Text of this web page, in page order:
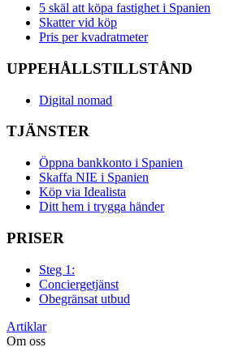
5 skäl att köpa fastighet i Spanien
Skatter vid köp
Pris per kvadratmeter
UPPEHÅLLSTILLSTÅND
Digital nomad
TJÄNSTER
Öppna bankkonto i Spanien
Skaffa NIE i Spanien
Köp via Idealista
Ditt hem i trygga händer
PRISER
Steg 1:
Conciergetjänst
Obegränsat utbud
Artiklar
Om oss